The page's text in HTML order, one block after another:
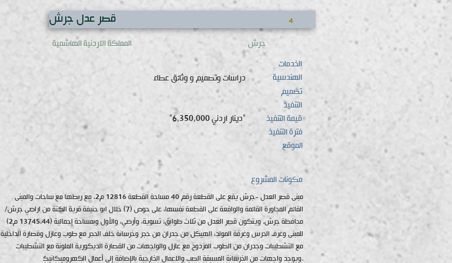
قصر عدل جرش 4
المملكة الاردنية الهاشمية جرش
دراسات وتصميم و وثائق عطاء
الخدمات
الهندسية
تصميم
التنفيذ
"6,350,000 دينار اردني"
قيمة التنفيذ
فترة التنفيذ
الموقع
مكونات المشروع
مبنى قصر العدل -جرش يقع على القطعة رقم 40 مساحة القطعة 12816 م2، مع ربطها مع ساحات والمبنى
القائم المجاورة القائمة والواقعة على القطعة نفسها، على حوض (7) خلال ابو حنيفة قرية الكتة من اراضي جرش/
محافظة جرش. ويتكون قصر العدل من ثلاث طوابق: تسوية، وأرضي، والأول وبمساحة إجمالية (13745.44 م2)
للمبنى وغرف الحرس وغرفة المولد، الهيكل من جدران من حجر وخرسانة خلف الحجر مع طوب وعازل وقصارة الداخلية
مع التشطيبات وجدران من الطوب المزدوج مع عازل والواجهات من القصارة الديكورية الملونة مع التشطيبات
ويوجد واجهات من الخرسانة المسبقة الصب والاعمال الخارجية بالإضافة إلى أعمال الكهروميكانيك.